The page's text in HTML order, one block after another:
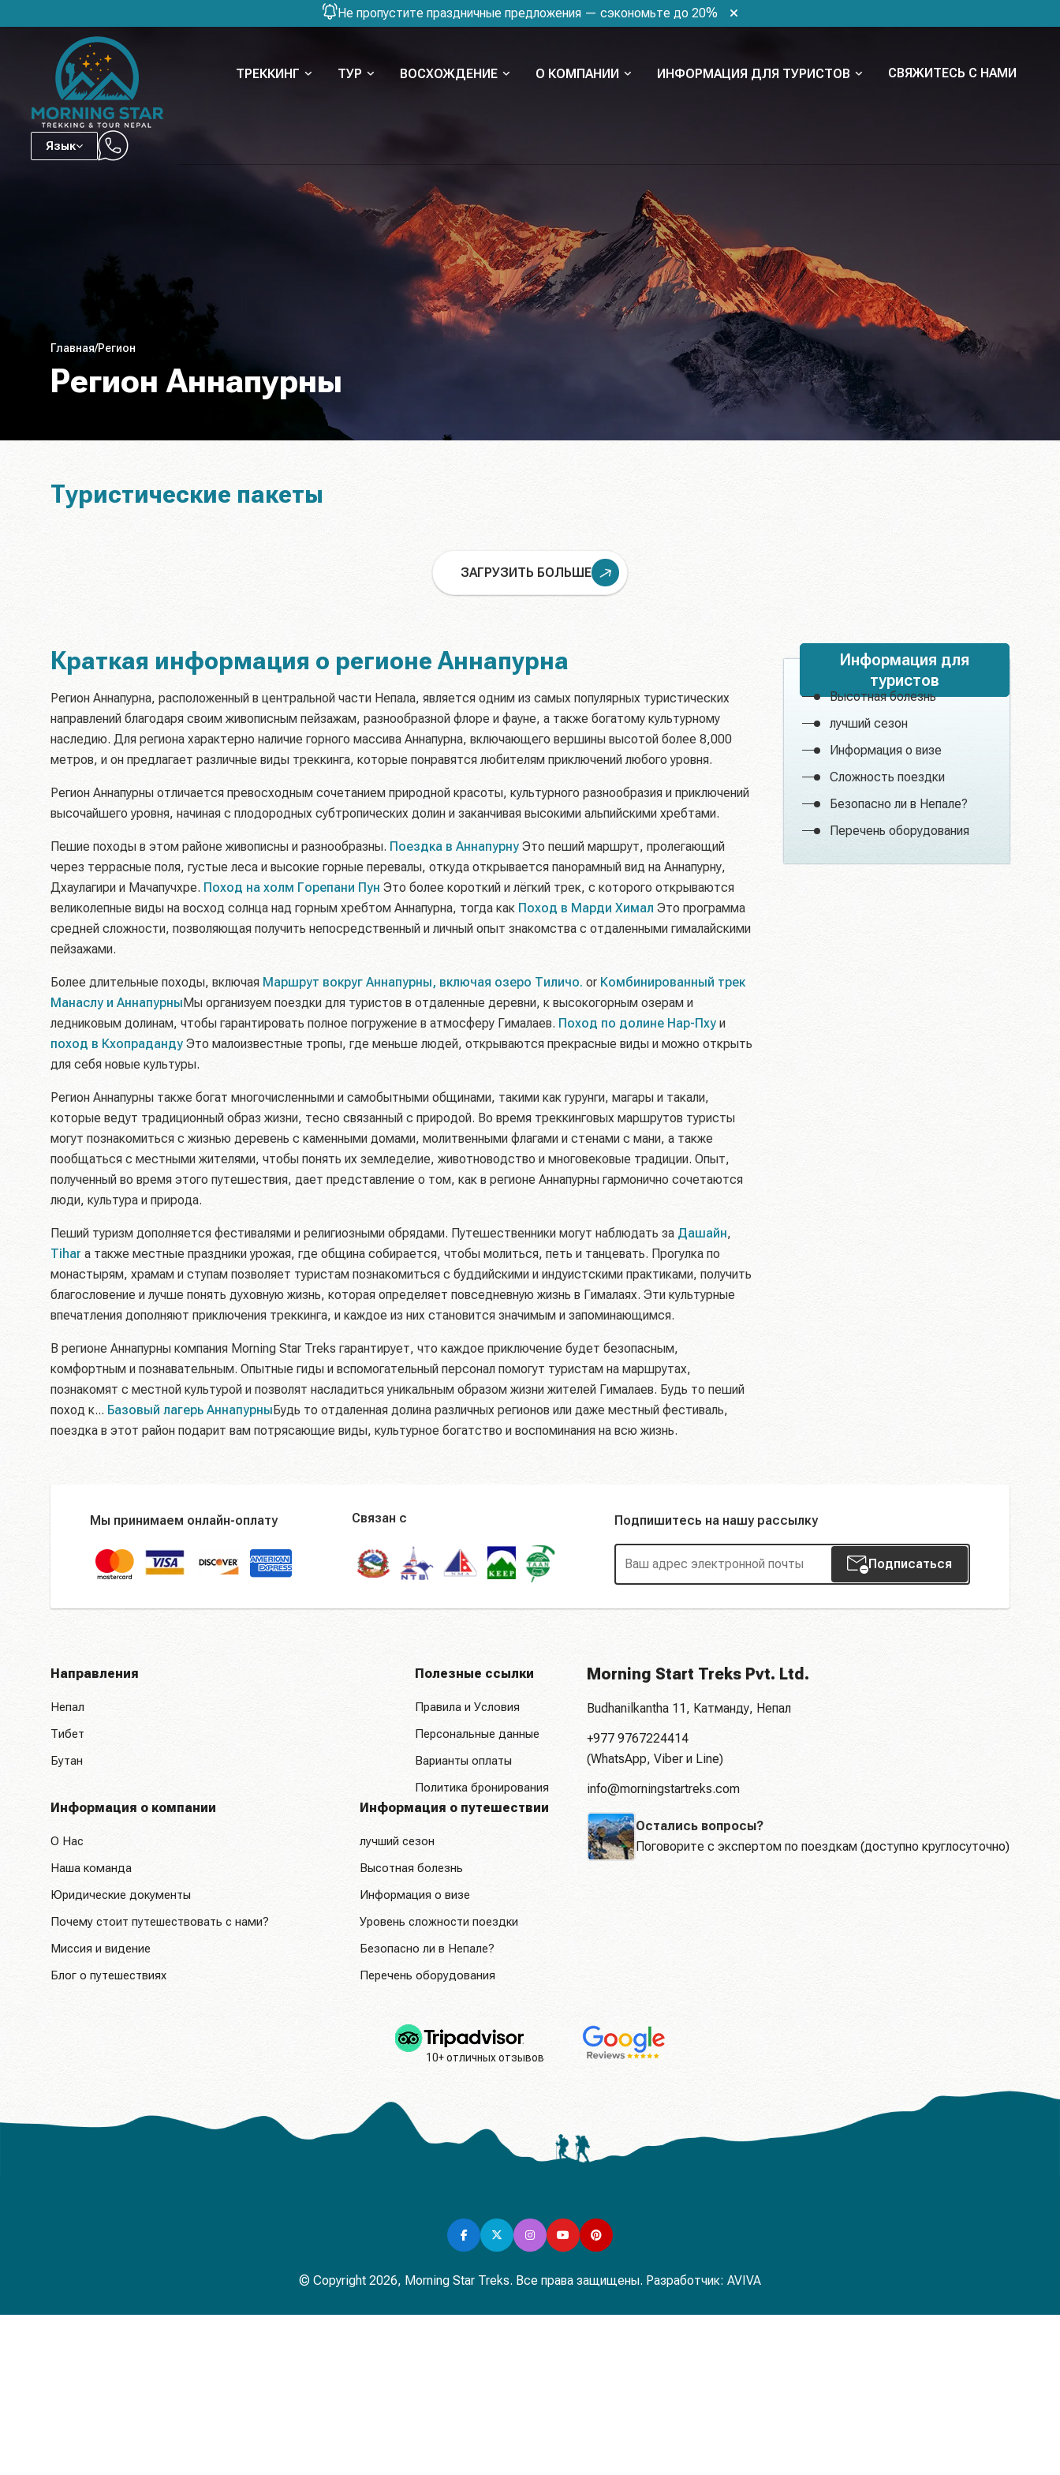
Не пропустите праздничные предложения — сэкономьте до 20%
ТРЕККИНГ ТУР ВОСХОЖДЕНИЕ O КОМПАНИИ ИНФОРМАЦИЯ ДЛЯ ТУРИСТОВ СВЯЖИТЕСЬ С НАМИ
Язык
Главная/Регион
Регион Аннапурны
Туристические пакеты
ЗАГРУЗИТЬ БОЛЬШЕ
Краткая информация о регионе Аннапурна
Регион Аннапурна, расположенный в центральной части Непала, является одним из самых популярных туристических
направлений благодаря своим живописным пейзажам, разнообразной флоре и фауне, а также богатому культурному
наследию. Для региона характерно наличие горного массива Аннапурна, включающего вершины высотой более 8,000
метров, и он предлагает различные виды треккинга, которые понравятся любителям приключений любого уровня.
Регион Аннапурны отличается превосходным сочетанием природной красоты, культурного разнообразия и приключений
высочайшего уровня, начиная с плодородных субтропических долин и заканчивая высокими альпийскими хребтами.
Пешие походы в этом районе живописны и разнообразны. Поездка в Аннапурну Это пеший маршрут, пролегающий
через террасные поля, густые леса и высокие горные перевалы, откуда открывается панорамный вид на Аннапурну,
Дхаулагири и Мачапучхре. Поход на холм Горепани Пун Это более короткий и лёгкий трек, с которого открываются
великолепные виды на восход солнца над горным хребтом Аннапурна, тогда как Поход в Марди Химал Это программа
средней сложности, позволяющая получить непосредственный и личный опыт знакомства с отдаленными гималайскими
пейзажами.
Более длительные походы, включая Маршрут вокруг Аннапурны, включая озеро Тиличо. or Комбинированный трек
Манаслу и АннапурныМы организуем поездки для туристов в отдаленные деревни, к высокогорным озерам и
ледниковым долинам, чтобы гарантировать полное погружение в атмосферу Гималаев. Поход по долине Нар-Пху и
поход в Кхопраданду Это малоизвестные тропы, где меньше людей, открываются прекрасные виды и можно открыть
для себя новые культуры.
Регион Аннапурны также богат многочисленными и самобытными общинами, такими как гурунги, магары и такали,
которые ведут традиционный образ жизни, тесно связанный с природой. Во время треккинговых маршрутов туристы
могут познакомиться с жизнью деревень с каменными домами, молитвенными флагами и стенами с мани, а также
пообщаться с местными жителями, чтобы понять их земледелие, животноводство и многовековые традиции. Опыт,
полученный во время этого путешествия, дает представление о том, как в регионе Аннапурны гармонично сочетаются
люди, культура и природа.
Пеший туризм дополняется фестивалями и религиозными обрядами. Путешественники могут наблюдать за Дашайн,
Tihar а также местные праздники урожая, где община собирается, чтобы молиться, петь и танцевать. Прогулка по
монастырям, храмам и ступам позволяет туристам познакомиться с буддийскими и индуистскими практиками, получить
благословение и лучше понять духовную жизнь, которая определяет повседневную жизнь в Гималаях. Эти культурные
впечатления дополняют приключения треккинга, и каждое из них становится значимым и запоминающимся.
В регионе Аннапурны компания Morning Star Treks гарантирует, что каждое приключение будет безопасным,
комфортным и познавательным. Опытные гиды и вспомогательный персонал помогут туристам на маршрутах,
познакомят с местной культурой и позволят насладиться уникальным образом жизни жителей Гималаев. Будь то пеший
поход к... Базовый лагерь АннапурныБудь то отдаленная долина различных регионов или даже местный фестиваль,
поездка в этот район подарит вам потрясающие виды, культурное богатство и воспоминания на всю жизнь.
Информация для
туристов
Высотная болезнь
лучший сезон
Информация о визе
Сложность поездки
Безопасно ли в Непале?
Перечень оборудования
Мы принимаем онлайн-оплату Связан с Подпишитесь на нашу рассылку
Подписаться
Направления
Непал
Тибет
Бутан
Полезные ссылки
Правила и Условия
Персональные данные
Варианты оплаты
Политика бронирования
Информация о компании
О Нас
Наша команда
Юридические документы
Почему стоит путешествовать с нами?
Миссия и видение
Блог о путешествиях
Информация о путешествии
лучший сезон
Высотная болезнь
Информация о визе
Уровень сложности поездки
Безопасно ли в Непале?
Перечень оборудования
Morning Start Treks Pvt. Ltd.
Budhanilkantha 11, Катманду, Непал
+977 9767224414
(WhatsApp, Viber и Line)
info@morningstartreks.com
Остались вопросы?
Поговорите с экспертом по поездкам (доступно круглосуточно)
10+ отличных отзывов
© Copyright 2026, Morning Star Treks. Все права защищены. Разработчик: AVIVA